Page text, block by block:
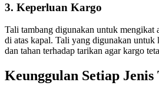
3. Keperluan Kargo
Tali tambang digunakan untuk mengikat
di atas kapal. Tali yang digunakan untuk
dan tahan terhadap tarikan agar kargo
Keunggulan Setiap